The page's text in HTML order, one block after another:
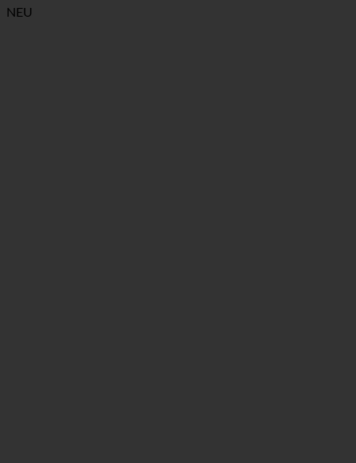
NEU